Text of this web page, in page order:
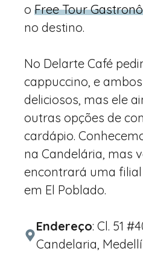
o Free Tour
no destino.
No Delarte Café
cappuccino, e
deliciosos, mas ele
outras opções de
cardápio.
na Candelária, mas
encontrará uma
em El Poblado.
Endereço: Cl. 51
Candelaria,